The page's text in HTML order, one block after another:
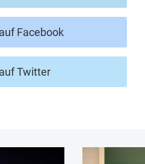
Facebook
Twitter